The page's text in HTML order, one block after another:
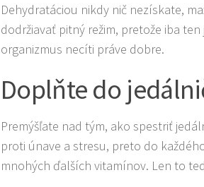
Dehydratáciou nikdy nič nezískate,
dodržiavať pitný režim, pretože iba
organizmus necíti práve dobre.
Doplňte do
Premýšľate nad tým, ako spestriť
proti únave a stresu, preto do
mnohých ďalších vitamínov. Len to